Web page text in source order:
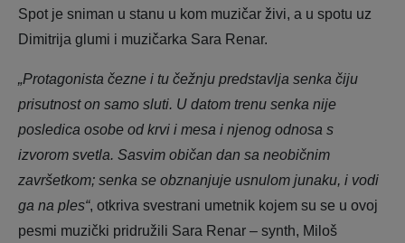
Spot je sniman u stanu u kom muzičar živi, a u spotu uz
Dimitrija glumi i muzičarka Sara Renar.
„Protagonista čezne i tu čežnju predstavlja senka čiju
prisutnost on samo sluti. U datom trenu senka nije
posledica osobe od krvi i mesa i njenog odnosa s
izvorom svetla. Sasvim običan dan sa neobičnim
završetkom; senka se obznanjuje usnulom junaku, i vodi
ga na ples“, otkriva svestrani umetnik kojem su se u ovoj
pesmi muzički pridružili Sara Renar – synth, Miloš